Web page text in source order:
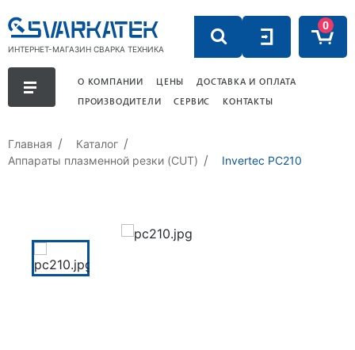
ИНТЕРНЕТ-МАГАЗИН СВАРКА ТЕХНИКА
0
О КОМПАНИИ ЦЕНЫ
ДОСТАВКА И ОПЛАТА
ПРОИЗВОДИТЕЛИ
СЕРВИС КОНТАКТЫ
Главная
Каталог
Аппараты плазменной резки (CUT)
Invertec PC210